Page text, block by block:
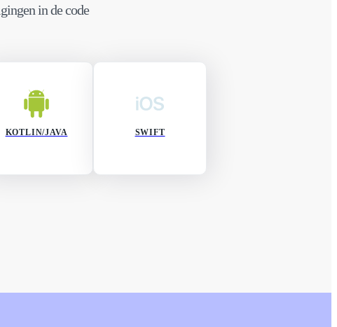
in de code
KOTLIN/JAVA SWIFT